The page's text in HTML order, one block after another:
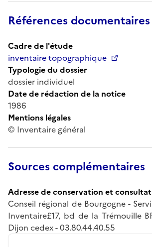
Références documentaires
Cadre de l'étude
inventaire topographique
Typologie du dossier
dossier individuel
Date de rédaction de la notice
1986
Mentions légales
© Inventaire général
Sources complémentaires
Adresse de conservation et
Conseil régional de Bourgogne -
Inventaire£17, bd de la Trémouille
Dijon cedex - 03.80.44.40.55